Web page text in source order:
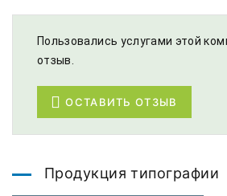
Пользовались услугами этой
отзыв.
ОСТАВИТЬ ОТЗЫВ
Продукция типографии